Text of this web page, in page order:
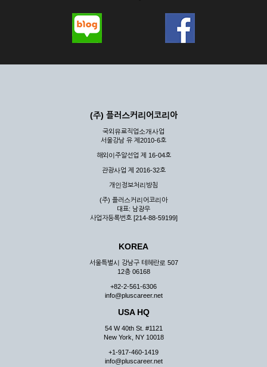
(주) 플러스커리어코리아
국외유료직업소개사업
서울강남 유 제2010-6호
해외이주알선업 제 16-04호
관광사업 제 2016-32호
개인정보처리방침
(주) 플러스커리어코리아
대표: 남광우
사업자등록번호 [214-88-59199]
KOREA
서울특별시 강남구 테헤란로 507
12층 06168
+82-2-561-6306
info@pluscareer.net
USA HQ
54 W 40th St. #1121
New York, NY 10018
+1-917-460-1419
info@pluscareer.net